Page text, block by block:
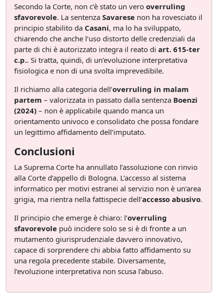
Secondo la Corte, non c’è stato un vero overruling
sfavorevole. La sentenza Savarese non ha rovesciato il
principio stabilito da Casani, ma lo ha sviluppato,
chiarendo che anche l’uso distorto delle credenziali da
parte di chi è autorizzato integra il reato di art. 615-ter
c.p.. Si tratta, quindi, di un’evoluzione interpretativa
fisiologica e non di una svolta imprevedibile.
Il richiamo alla categoria dell’overruling in malam
partem – valorizzata in passato dalla sentenza Boenzi
(2024) – non è applicabile quando manca un
orientamento univoco e consolidato che possa fondare
un legittimo affidamento dell’imputato.
Conclusioni
La Suprema Corte ha annullato l’assoluzione con rinvio
alla Corte d’appello di Bologna. L’accesso al sistema
informatico per motivi estranei al servizio non è un’area
grigia, ma rientra nella fattispecie dell’accesso abusivo.
Il principio che emerge è chiaro: l’overruling
sfavorevole può incidere solo se si è di fronte a un
mutamento giurisprudenziale davvero innovativo,
capace di sorprendere chi abbia fatto affidamento su
una regola precedente stabile. Diversamente,
l’evoluzione interpretativa non scusa l’abuso.